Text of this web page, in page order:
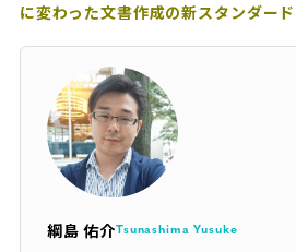
に変わった文書作成の新スタンダー
綱島 佑介Tsunashima Yusuke